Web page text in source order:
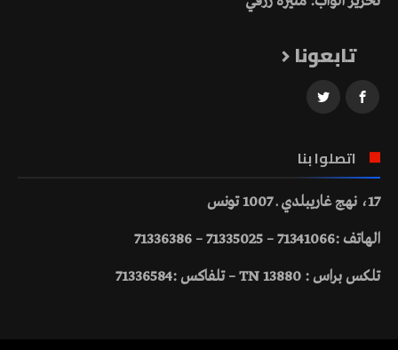
تابعونا
اتصلوا بنا
17، نهج غاريبلدي ـ 1007 تونس
الهاتف :71341066 – 71335025 – 71336386
تلكس براس : 13880 TN – تلفاكس :71336584